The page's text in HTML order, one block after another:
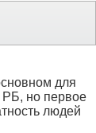
для
РБ, но первое
людей